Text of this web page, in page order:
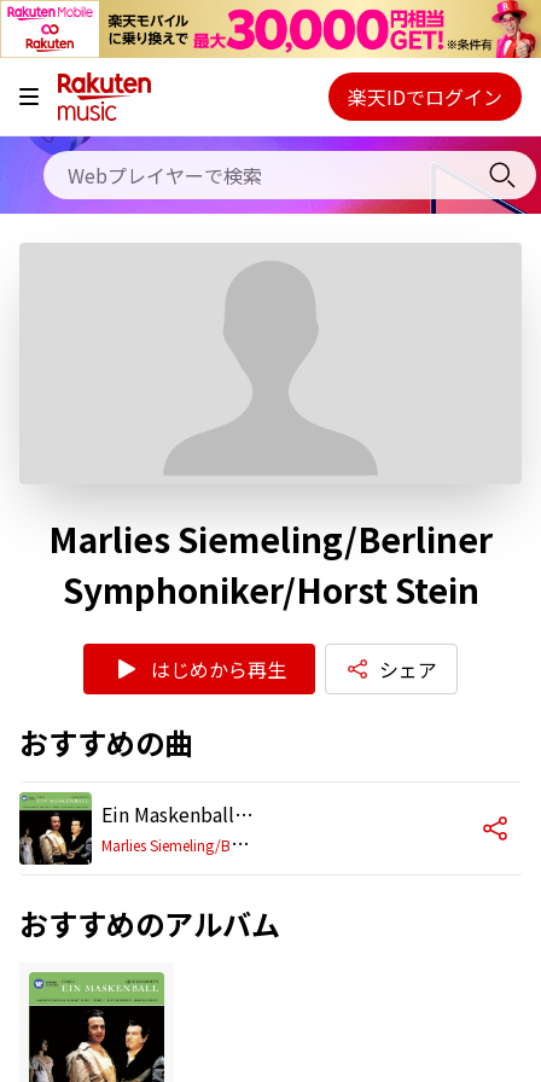
キャンペーン
料金プラン
使い方
Webプレイヤー
ご契約内容の確認・変更
楽天IDでログイン
Marlies Siemeling/Berliner
Symphoniker/Horst Stein
はじめから再生 シェア
おすすめの曲
Ein Maskenball - Großer Querschnitt in deutscher Sprache (1990 Remastered Version), 3. Akt: Der Tod sei mir willkommen (1.Szene: Amelia)
M
arlies Siemeling/Berliner Symphoniker/Horst Stein
おすすめのアルバム